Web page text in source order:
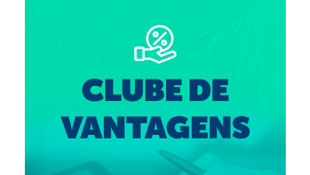
Agenda do presidente
Eleições
Responsabilidade Técnica
Legislações